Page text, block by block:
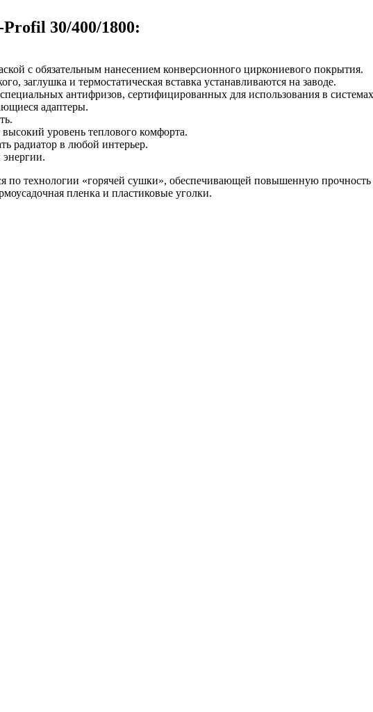
30/400/1800:
с обязательным нанесением конверсионного циркониевого покрытия.
заглушка и термостатическая вставка устанавливаются на заводе.
антифризов, сертифицированных для использования в
адаптеры.
уровень теплового комфорта.
радиатор в любой интерьер.
технологии «горячей сушки», обеспечивающей повышенную
пленка и пластиковые уголки.